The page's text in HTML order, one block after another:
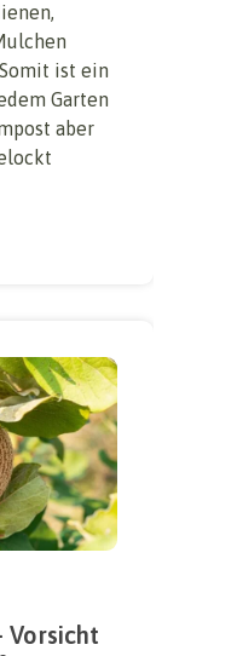
ist ein
Garten
aber
Vorsicht